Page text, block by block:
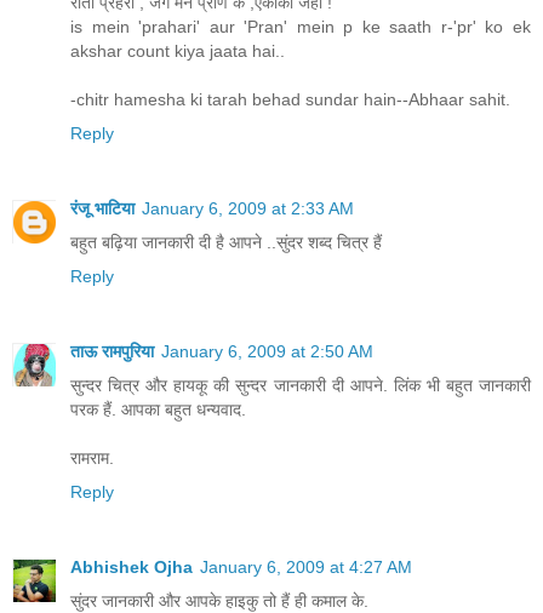
is mein 'prahari' aur 'Pran' mein p ke saath r-'pr' ko ek
akshar count kiya jaata hai..
-chitr hamesha ki tarah behad sundar hain--Abhaar sahit.
Reply
रंजू भाटिया January 6, 2009 at 2:33 AM
बहुत बढ़िया जानकारी दी है आपने ..सुंदर शब्द चित्र हैं
Reply
ताऊ रामपुरिया January 6, 2009 at 2:50 AM
सुन्दर चित्र और हायकू की सुन्दर जानकारी दी आपने. लिंक भी बहुत जानकारी
परक हैं. आपका बहुत धन्यवाद.
रामराम.
Reply
Abhishek Ojha January 6, 2009 at 4:27 AM
सुंदर जानकारी और आपके हाइकु तो हैं ही कमाल के.